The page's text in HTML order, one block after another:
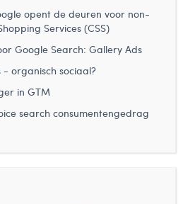
opent de deuren voor non-
Services (CSS)
Google Search: Gallery Ads
organisch sociaal?
in GTM
search consumentengedrag